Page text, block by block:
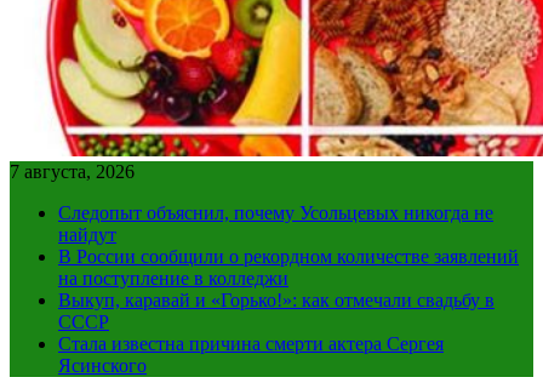
7 августа, 2026
Следопыт объяснил, почему Усольцевых никогда не
найдут
В России сообщили о рекордном количестве заявлений
на поступление в колледжи
Выкуп, каравай и «Горько!»: как отмечали свадьбу в
СССР
Стала известна причина смерти актера Сергея
Ясинского